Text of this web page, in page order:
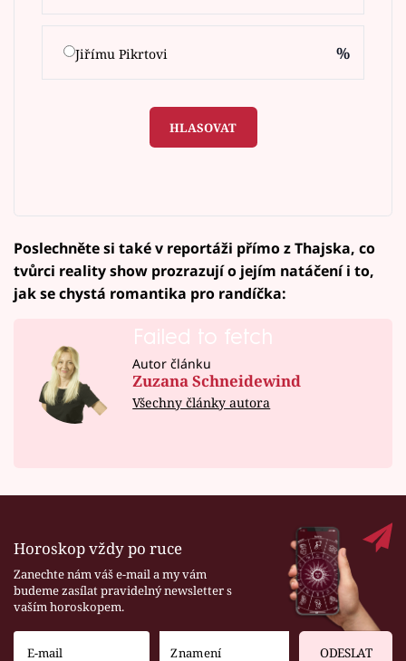
Jiřímu Pikrtovi %
HLASOVAT
Poslechněte si také v reportáži přímo z Thajska, co
tvůrci reality show prozrazují o jejím natáčení i to,
jak se chystá romantika pro randíčka:
Failed to fetch
Autor článku
Zuzana Schneidewind
Všechny články autora
Horoskop vždy po ruce
Zanechte nám váš e-mail a my vám
budeme zasílat pravidelný newsletter s
vaším horoskopem.
ODESLAT